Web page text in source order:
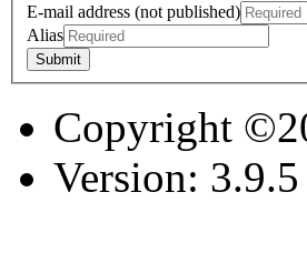
E-mail address (not published)
Alias
Copyright
Version: 3.9.5